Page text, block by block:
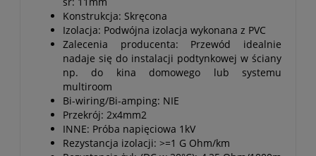
Konstrukcja: Skręcona
Izolacja: Podwójna izolacja wykonana z PVC
Zalecenia producenta: Przewód idealnie
nadaje się do instalacji podtynkowej w ściany
np. do kina domowego lub systemu
multiroom
Bi-wiring/Bi-amping: NIE
Przekrój: 2x4mm2
INNE: Próba napięciowa 1kV
Rezystancja izolacji: >=1 G Ohm/km